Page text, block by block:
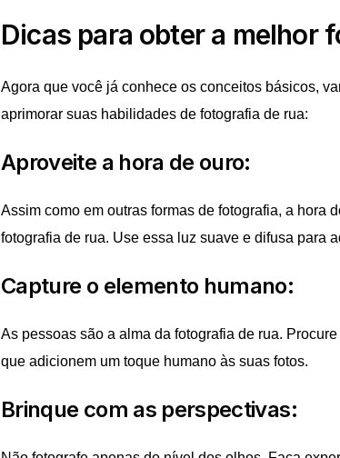
Dicas para obter a melhor
Agora que você já conhece os conceitos básicos,
aprimorar suas habilidades de fotografia de rua:
Aproveite a hora de ouro:
Assim como em outras formas de fotografia, a hora
fotografia de rua. Use essa luz suave e difusa para
Capture o elemento humano:
As pessoas são a alma da fotografia de rua.
que adicionem um toque humano às suas fotos.
Brinque com as perspectivas: